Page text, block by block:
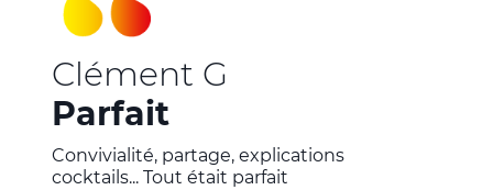
Clément G
Parfait
Convivialité, partage, explications
cocktails... Tout était parfait